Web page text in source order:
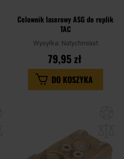
Celownik laserowy ASG do replik
TAC
Wysyłka: Natychmiast
79,95 zł
DO KOSZYKA